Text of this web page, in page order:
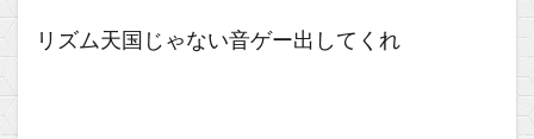
リズム天国じゃない音ゲー出してくれ